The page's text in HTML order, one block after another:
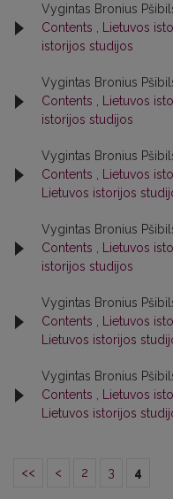
Vygintas Bronius
Contents , Lietuvos
istorijos studijos
Vygintas Bronius
Contents , Lietuvos
istorijos studijos
Vygintas Bronius
Contents , Lietuvos
Lietuvos istorijos
Vygintas Bronius
Contents , Lietuvos
istorijos studijos
Vygintas Bronius
Contents , Lietuvos
Lietuvos istorijos
Vygintas Bronius
Contents , Lietuvos
Lietuvos istorijos
<< < 2 3 4